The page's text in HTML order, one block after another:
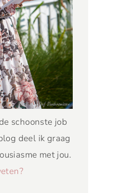
schoonste job
deel ik graag
met jou.